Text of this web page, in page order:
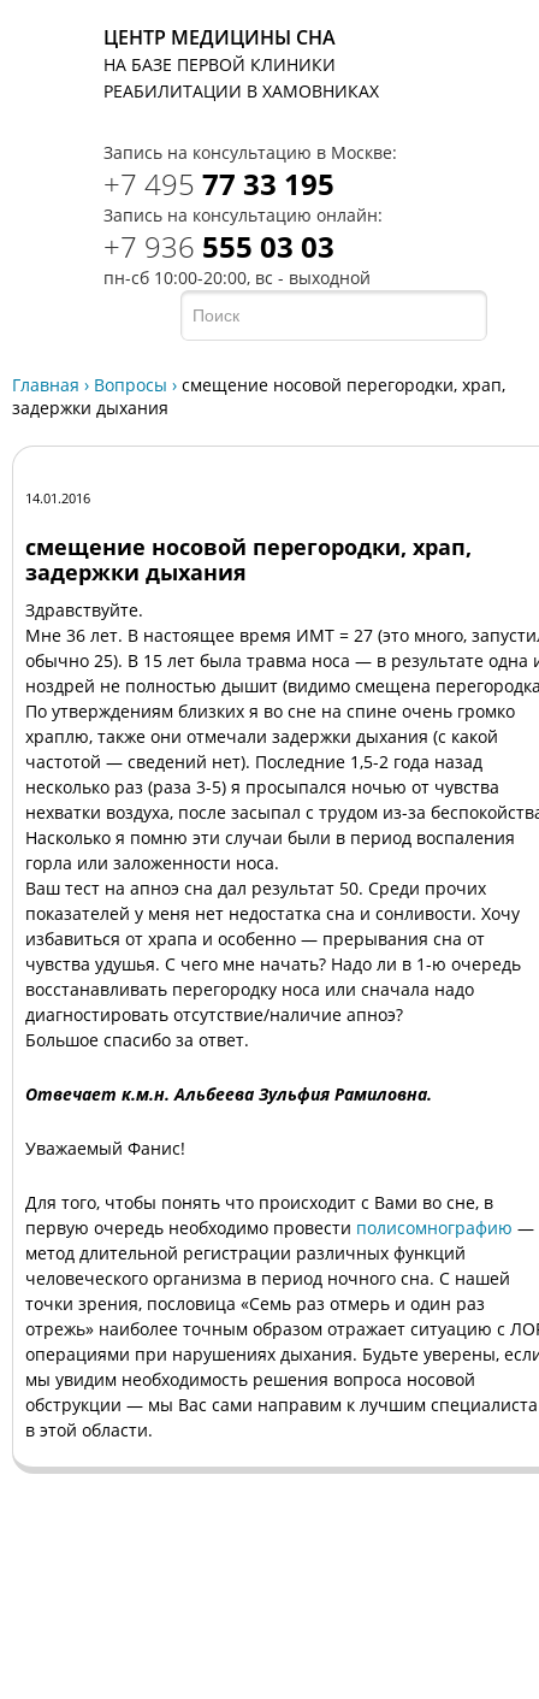
ЦЕНТР МЕДИЦИНЫ СНА
НА БАЗЕ ПЕРВОЙ КЛИНИКИ
РЕАБИЛИТАЦИИ В ХАМОВНИКАХ
Запись на консультацию в Москве:
+7 495 77 33 195
Запись на консультацию онлайн:
+7 936 555 03 03
пн-сб 10:00-20:00, вс - выходной
Главная › Вопросы › смещение носовой перегородки, храп,
задержки дыхания
14.01.2016
смещение носовой перегородки, храп,
задержки дыхания
Здравствуйте.
Мне 36 лет. В настоящее время ИМТ = 27 (это много,
обычно 25). В 15 лет была травма носа — в результате одна
ноздрей не полностью дышит (видимо смещена
По утверждениям близких я во сне на спине очень громко
храплю, также они отмечали задержки дыхания (с какой
частотой — сведений нет). Последние 1,5-2 года назад
несколько раз (раза 3-5) я просыпался ночью от чувства
нехватки воздуха, после засыпал с трудом из-за
Насколько я помню эти случаи были в период воспаления
горла или заложенности носа.
Ваш тест на апноэ сна дал результат 50. Среди прочих
показателей у меня нет недостатка сна и сонливости. Хочу
избавиться от храпа и особенно — прерывания сна от
чувства удушья. С чего мне начать? Надо ли в 1-ю очередь
восстанавливать перегородку носа или сначала надо
диагностировать отсутствие/наличие апноэ?
Большое спасибо за ответ.
Отвечает к.м.н. Альбеева Зульфия Рамиловна.
Уважаемый Фанис!
Для того, чтобы понять что происходит с Вами во сне, в
первую очередь необходимо провести полисомнографию —
метод длительной регистрации различных функций
человеческого организма в период ночного сна. С нашей
точки зрения, пословица «Семь раз отмерь и один раз
отрежь» наиболее точным образом отражает ситуацию с
операциями при нарушениях дыхания. Будьте уверены,
мы увидим необходимость решения вопроса носовой
обструкции — мы Вас сами направим к лучшим
в этой области.